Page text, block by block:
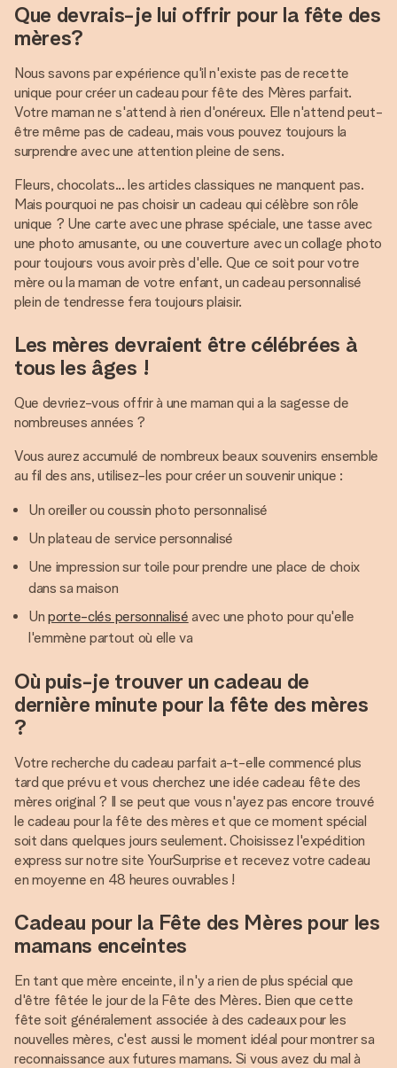
Que devrais-je lui offrir pour la fête des
mères?
Nous savons par expérience qu'il n'existe pas de recette
unique pour créer un cadeau pour fête des Mères parfait.
Votre maman ne s'attend à rien d'onéreux. Elle n'attend peut-
être même pas de cadeau, mais vous pouvez toujours la
surprendre avec une attention pleine de sens.
Fleurs, chocolats... les articles classiques ne manquent pas.
Mais pourquoi ne pas choisir un cadeau qui célèbre son rôle
unique ? Une carte avec une phrase spéciale, une tasse avec
une photo amusante, ou une couverture avec un collage photo
pour toujours vous avoir près d'elle. Que ce soit pour votre
mère ou la maman de votre enfant, un cadeau personnalisé
plein de tendresse fera toujours plaisir.
Les mères devraient être célébrées à
tous les âges !
Que devriez-vous offrir à une maman qui a la sagesse de
nombreuses années ?
Vous aurez accumulé de nombreux beaux souvenirs ensemble
au fil des ans, utilisez-les pour créer un souvenir unique :
Un oreiller ou coussin photo personnalisé
Un plateau de service personnalisé
Une impression sur toile pour prendre une place de choix
dans sa maison
Unporte-clés personnalisé avec une photo pour qu'elle
l'emmène partout où elle va
Où puis-je trouver un cadeau de
dernière minute pour la fête des mères
?
Votre recherche du cadeau parfait a-t-elle commencé plus
tard que prévu et vous cherchez une idée cadeau fête des
mères original ? Il se peut que vous n'ayez pas encore trouvé
le cadeau pour la fête des mères et que ce moment spécial
soit dans quelques jours seulement. Choisissez l'expédition
express sur notre site YourSurprise et recevez votre cadeau
en moyenne en 48 heures ouvrables !
Cadeau pour la Fête des Mères pour les
mamans enceintes
En tant que mère enceinte, il n'y a rien de plus spécial que
d'être fêtée le jour de la Fête des Mères. Bien que cette
fête soit généralement associée à des cadeaux pour les
nouvelles mères, c'est aussi le moment idéal pour montrer sa
reconnaissance aux futures mamans. Si vous avez du mal à